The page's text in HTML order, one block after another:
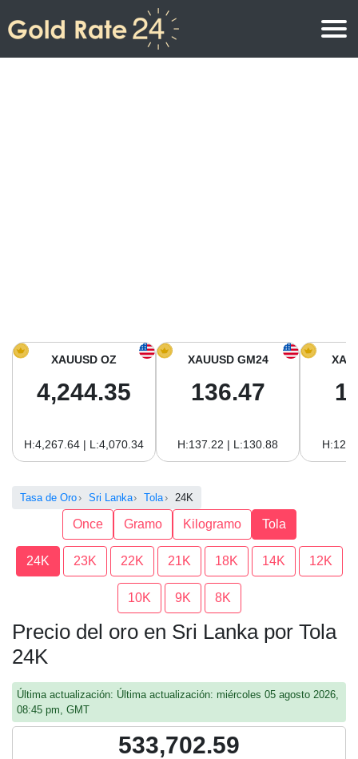
Precio del Oro hoy en América del sur
XAUUSD OZ
4,244.35
H:4,267.64 | L:4,070.34
XAUUSD GM24
136.47
H:137.22 | L:130.88
Tasa de Oro Sri Lanka Tola 24K
Once Gramo Kilogramo Tola
24K 23K 22K 21K 18K 14K 12K
10K 9K 8K
Precio del oro en Sri Lanka por Tola
24K
Última actualización: Última actualización: miércoles 05 agosto 2026,
08:45 pm, GMT
533,702.59